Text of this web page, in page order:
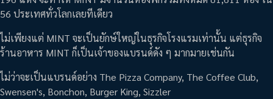
56 ประเทศทั่วโลกเลยทีเดียว
ไม่เพียงแต่ MINT จะเป็นยักษ์ใหญ่ในธุรกิจโรงแรมเท่านั้น แต่ธุรกิจ
ร้านอาหาร MINT ก็เป็นเจ้าของแบรนด์ดัง ๆ มากมายเช่นกัน
ไม่ว่าจะเป็นแบรนด์อย่าง The Pizza Company, The Coffee Club,
Swensen's, Bonchon, Burger King, Sizzler